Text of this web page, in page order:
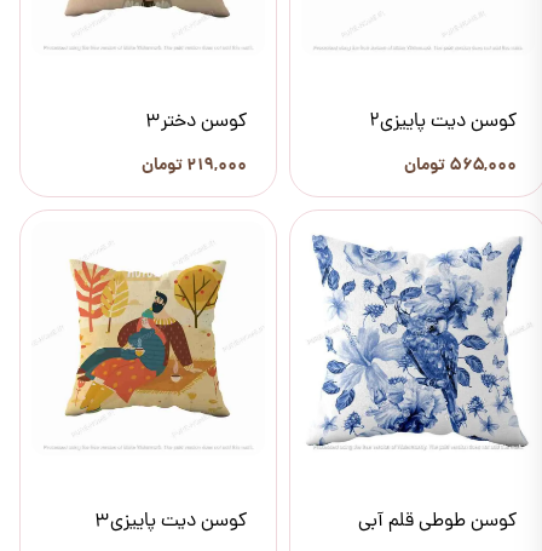
کوسن دیت پاییزی2
۵۶۵,۰۰۰ تومان
کوسن دختر3
۲۱۹,۰۰۰ تومان
کوسن طوطی قلم آبی کوسن دیت پاییزی3